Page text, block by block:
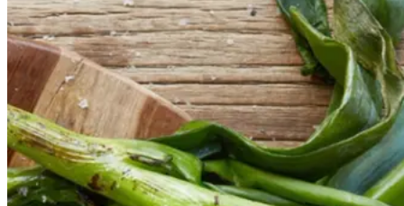
CatalanskCatalansk
bønnesalatbønnesala
t medmed
grilledegrillede
grøntsagergrøntsage
r ogog salbitxada-
saucesalbitxada-
sauce